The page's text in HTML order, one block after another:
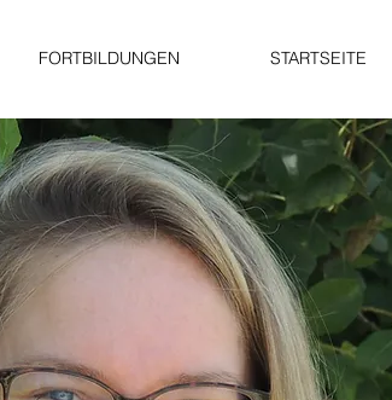
FORTBILDUNGEN STARTSEITE